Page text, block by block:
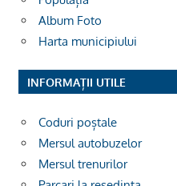
Album Foto
Harta municipiului
INFORMAȚII UTILE
Coduri poștale
Mersul autobuzelor
Mersul trenurilor